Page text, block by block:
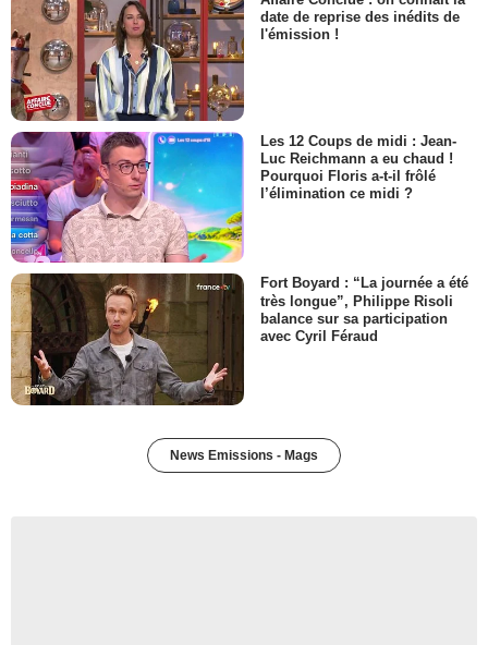
date de reprise des inédits de
l'émission !
Les 12 Coups de midi : Jean-
Luc Reichmann a eu chaud !
Pourquoi Floris a-t-il frôlé
l’élimination ce midi ?
Fort Boyard : “La journée a été
très longue”, Philippe Risoli
balance sur sa participation
avec Cyril Féraud
News Emissions - Mags